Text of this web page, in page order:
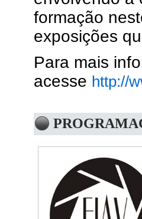
formação
exposições
Para mais
acesse http://